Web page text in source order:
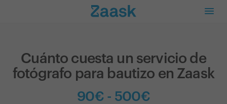
Cuánto cuesta un servicio de
fotógrafo para bautizo en Zaask
90€ - 500€